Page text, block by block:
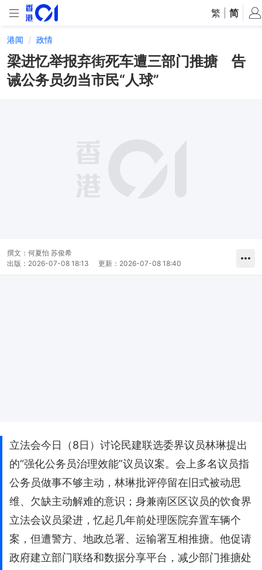
繁 简
港闻 政情
梁进忆举报弃街死车遭三部门推搪 告
诫公务员勿当市民“人球”
撰文： 何夏怡 苏俊希
出版： 2026-07-08 18:13 更新： 2026-07-08 18:40
立法会今日（8日）讨论民建联选委界议员林琳提出
的“强化公务员治理效能”议员议案。会上多名议员指
公务员做事不够主动，林琳批评停留在旧式被动思
维、欠缺主动解难的意识；身兼南区区议员的饮食界
立法会议员梁进，忆起几年前处理医院弃置车辆个
案，但遭警方、地政总署、运输署互相推搪。他促请
政府建立部门联络和数据分享平台，减少部门推搪处